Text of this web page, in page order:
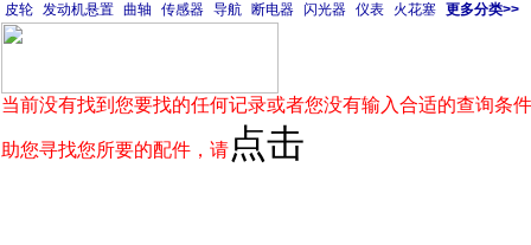
皮轮 发动机悬置 曲轴 传感器 导航 断电器 闪光器 仪表 火花塞 更多分类>>
当前没有找到您要找的任何记录或者您没有输入合适的查询条
助您寻找您所要的配件，请 点击